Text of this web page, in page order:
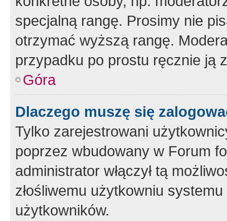
specjalną rangę. Prosimy nie
otrzymać wyższą rangę.
przypadku po prostu ręcznie ją
Góra
Dlaczego muszę się
Tylko zarejestrowani
poprzez wbudowany w Forum
administrator włączył tą
złośliwemu użytkowniu
użytkowników.